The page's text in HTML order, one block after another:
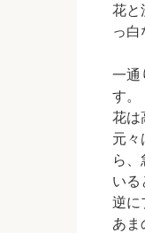
花と
っ白
一通
す。
花は
元々
ら、
いる
逆に
あま